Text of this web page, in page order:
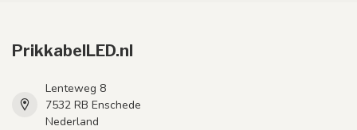
PrikkabelLED.nl
Lenteweg 8
7532 RB Enschede
Nederland